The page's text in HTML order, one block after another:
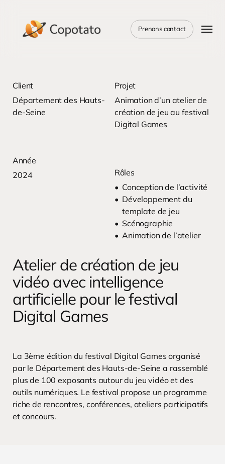
Prenons contact Menu
Client
Département des Hauts-
de-Seine
Année
2024
Projet
Animation d’un atelier de
création de jeu au festival
Digital Games
Rôles
Conception de l’activité
Développement du
template de jeu
Scénographie
Animation de l’atelier
Atelier de création de jeu
vidéo avec intelligence
artificielle pour le festival
Digital Games
La 3ème édition du festival Digital Games organisé
par le Département des Hauts-de-Seine a rassemblé
plus de 100 exposants autour du jeu vidéo et des
outils numériques. Le festival propose un programme
riche de rencontres, conférences, ateliers participatifs
et concours.